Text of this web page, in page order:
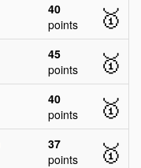
40
points
🥇
45
points
🥇
40
points
🥇
37
points
🥇